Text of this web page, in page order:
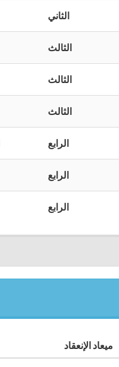
الثاني
الثالث
الثالث
الثالث
الرابع
الرابع
الرابع
ميعاد الإنعقاد